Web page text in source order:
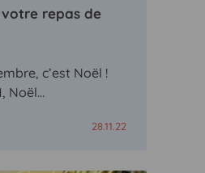
repas de
c’est Noël !
Noël…
28.11.22